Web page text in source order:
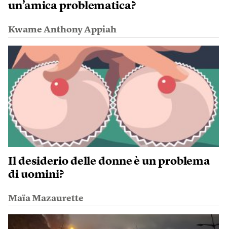
un’amica problematica?
Kwame Anthony Appiah
Il desiderio delle donne è un problema
di uomini?
Maïa Mazaurette